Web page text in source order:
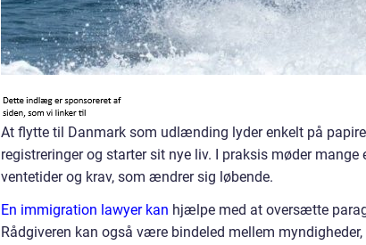
At flytte til Danmark som udlænding lyder enkelt på
registreringer og starter sit nye liv. I praksis møder
ventetider og krav, som ændrer sig løbende.
En immigration lawyer kan hjælpe med at oversætte
Rådgiveren kan også være bindeled mellem